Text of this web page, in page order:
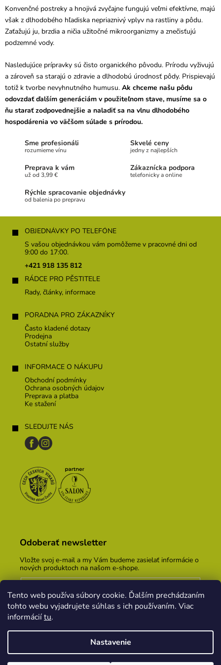
Tento web používa súbory cookie. Ďalším prechádzaním
tohto webu vyjadrujete súhlas s ich používaním. Viac
informáciítu.
Nastavenie
p
r
v
ý
p
i
s
u
n
i
e
Konvenčné postreky a hnojivá zvyčajne fungujú veľmi efektívne, majú
však z dlhodobého hľadiska nepriaznivý vplyv na rastliny a pôdu.
Zaťažujú ju, brzdia a ničia užitočné mikroorganizmy a znečisťujú
podzemné vody.
Nasledujúce prípravky sú čisto organického pôvodu. Prírodu vyživujú
a zároveň sa starajú o zdravie a dlhodobú úrodnosť pôdy. Prispievajú
totiž k tvorbe nevyhnutného humusu. Ak chceme našu pôdu
odovzdať ďalším generáciám v použiteľnom stave, musíme sa o
ňu starať zodpovednejšie a naladiť sa na vlnu dlhodobého
hospodárenia vo väčšom súlade s prírodou.
Sme profesionáli
rozumieme vínu
Skvelé ceny
jedny z najlepších
Preprava k vám
už od 3,99 €
Zákaznícka podpora
telefonicky a online
Rýchle spracovanie objednávky
od balenia po prepravu
Z
OBJEDNÁVKY PO TELEFÓNE
S vašou objednávkou vám pomôžeme v pracovné dni od
9:00 do 17:00.
+421 918 135 812
RÁDCE PRO PĚSTITELE
Rady, články, informace
PORADNA PRO ZÁKAZNÍKY
Často kladené dotazy
Prodejna
Ostatní služby
INFORMACE O NÁKUPU
Obchodní podmínky
Ochrana osobných údajov
Preprava a platba
Ke stažení
SLEDUJTE NÁS
Odoberať newsletter
Vložte svoj e-mail a my Vám budeme zasielať informácie o
nových produktoch na našom e-shope.
Vložením e-mailu súhlasíte s podmienkami ochrany
osobných údajov
PRIHLÁSIŤ SA